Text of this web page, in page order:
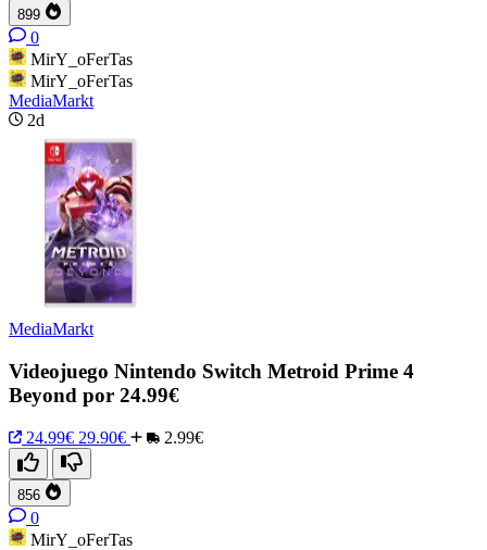
899
0
MirY_oFerTas
MirY_oFerTas
MediaMarkt
2d
MediaMarkt
Videojuego Nintendo Switch Metroid Prime 4
Beyond por 24.99€
24.99€ 29.90€ 2.99€
856
0
MirY_oFerTas